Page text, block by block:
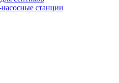
станции